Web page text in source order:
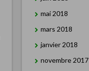
mai 2018
mars 2018
janvier 2018
novembre 2017